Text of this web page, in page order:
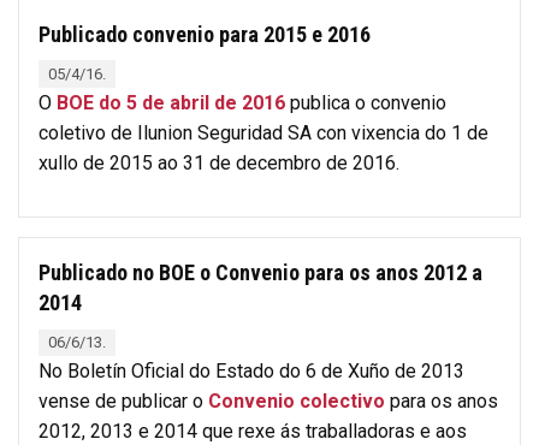
Publicado convenio para 2015 e 2016
05/4/16.
O BOE do 5 de abril de 2016 publica o convenio
coletivo de Ilunion Seguridad SA con vixencia do 1 de
xullo de 2015 ao 31 de decembro de 2016.
Publicado no BOE o Convenio para os anos 2012 a
2014
06/6/13.
No Boletín Oficial do Estado do 6 de Xuño de 2013
vense de publicar o Convenio colectivo para os anos
2012, 2013 e 2014 que rexe ás traballadoras e aos